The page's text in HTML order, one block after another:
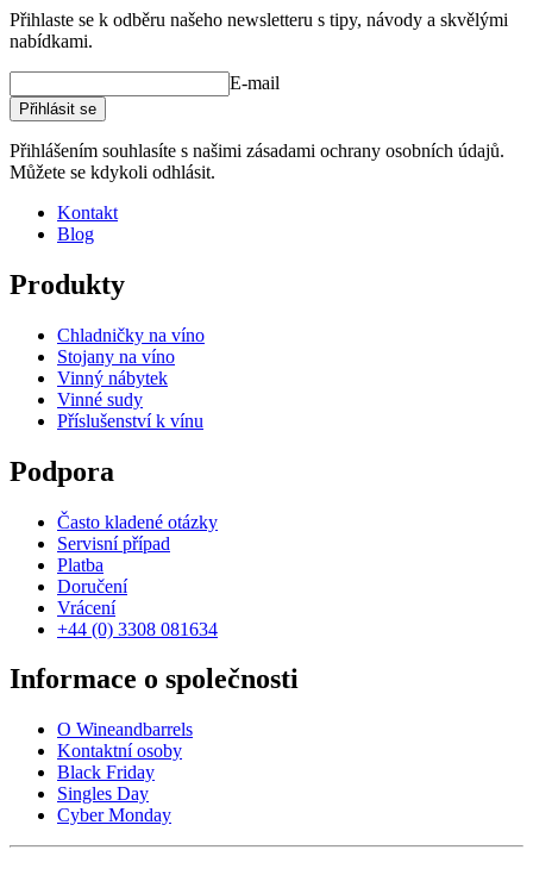
Prohlédněte si ukázky interiérového designu se stojany na víno
WINEREX zde.
Vytvořte si vlastní uspořádání s těmito moduly v našem online
nástroji pro návrh vinného sklípku (otevře se nové okno a vyžaduje
instalaci flash)
Přihlaste se k odběru našeho newsletteru s tipy, návody a skvělými
nabídkami.
E-mail
Přihlásit se
Přihlášením souhlasíte s našimi zásadami ochrany osobních údajů.
Můžete se kdykoli odhlásit.
Kontakt
Blog
Produkty
Chladničky na víno
Stojany na víno
Vinný nábytek
Vinné sudy
Příslušenství k vínu
Podpora
Často kladené otázky
Servisní případ
Platba
Doručení
Vrácení
+44 (0) 3308 081634
Informace o společnosti
O Wineandbarrels
Kontaktní osoby
Black Friday
Singles Day
Cyber Monday